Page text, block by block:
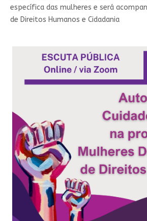
específica das mulheres e será
de Direitos Humanos e Cidadania